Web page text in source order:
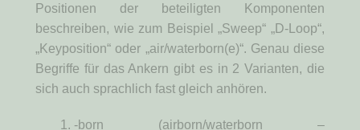
Positionen der beteiligten Komponenten
beschreiben, wie zum Beispiel „Sweep“ „D-Loop“,
„Keyposition“ oder „air/waterborn(e)“. Genau diese
Begriffe für das Ankern gibt es in 2 Varianten, die
sich auch sprachlich fast gleich anhören.
-born (airborn/waterborn –